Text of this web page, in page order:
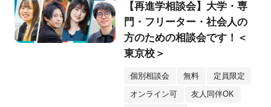
【再進学相談会】大学・専
門・フリーター・社会人の
方のための相談会です！＜
東京校＞
個別相談会 無料 定員限定
オンライン可 友人同伴OK